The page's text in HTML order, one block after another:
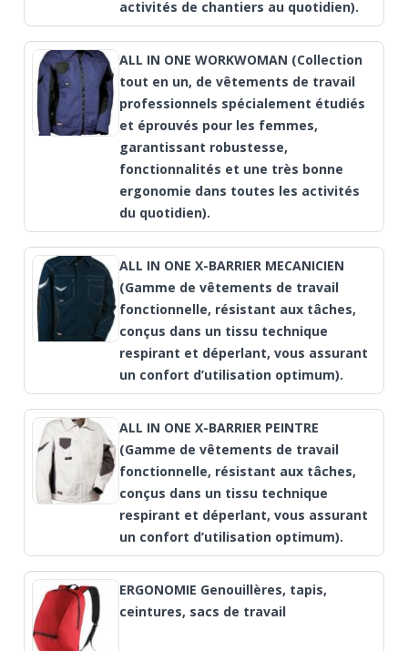
activités de chantiers au quotidien).
ALL IN ONE WORKWOMAN (Collection
tout en un, de vêtements de travail
professionnels spécialement étudiés
et éprouvés pour les femmes,
garantissant robustesse,
fonctionnalités et une très bonne
ergonomie dans toutes les activités
du quotidien).
ALL IN ONE X-BARRIER MECANICIEN
(Gamme de vêtements de travail
fonctionnelle, résistant aux tâches,
conçus dans un tissu technique
respirant et déperlant, vous assurant
un confort d’utilisation optimum).
ALL IN ONE X-BARRIER PEINTRE
(Gamme de vêtements de travail
fonctionnelle, résistant aux tâches,
conçus dans un tissu technique
respirant et déperlant, vous assurant
un confort d’utilisation optimum).
ERGONOMIE Genouillères, tapis,
ceintures, sacs de travail